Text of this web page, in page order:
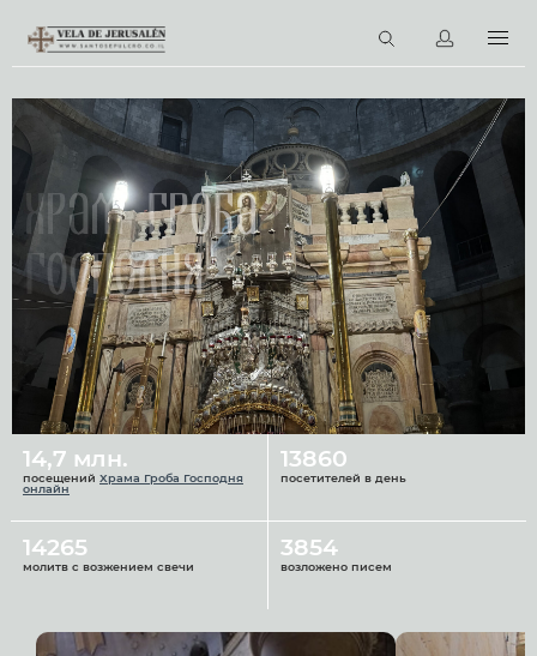
Виртуальные туры
Библиотека
Наши святыни
Новости
Церковный календарь
RU
Храм Гроба
Господня
14,7 млн.
посещений Храма Гроба Господня
онлайн
13860
посетителей в день
14265
молитв с возжением свечи
3854
возложено писем